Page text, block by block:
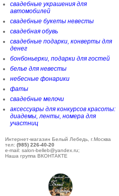
свадебные украшения для
автомобилей
свадебные букеты невесты
свадебная обувь
свадебные подарки, конверты для
денег
бонбоньерки, подарки для гостей
белье для невесты
небесные фонарики
фаты
свадебные мелочи
аксессуары для конкурсов красоты:
диадемы, ленты, номера для
участниц
Интернет-магазин Белый Лебедь, г.Москва
тел: (985) 226-40-20
e-mail: salon-belleb@yandex.ru;
Наша группа ВКОНТАКТЕ